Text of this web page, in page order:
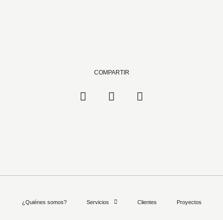
COMPARTIR
¿Quiénes somos? Servicios Clientes Proyectos